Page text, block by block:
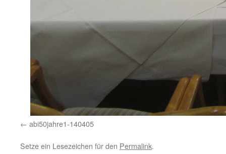
abi50jahre1-140405
Setze ein Lesezeichen für den Permalink.